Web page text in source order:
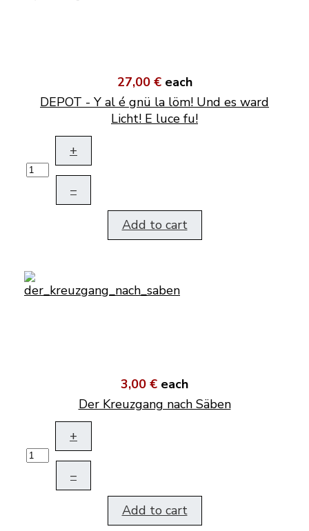
27,00 € each
DEPOT - Y al é gnü la löm! Und es ward
Licht! E luce fu!
+
–
Add to cart
3,00 € each
Der Kreuzgang nach Säben
+
–
Add to cart